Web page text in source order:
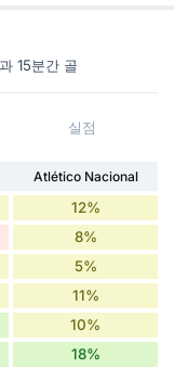
15분간 골
실점
Atlético Nacional
12%
8%
5%
11%
10%
18%